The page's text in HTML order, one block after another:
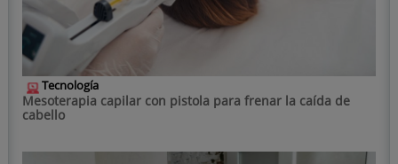
Tecnología
Mesoterapia capilar con pistola para frenar la caída de
cabello